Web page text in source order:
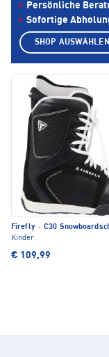
Firefly · C30
Kinder
€ 109,99
Persönliche
Sofortige